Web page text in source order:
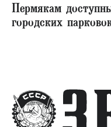
Пермякам
городских